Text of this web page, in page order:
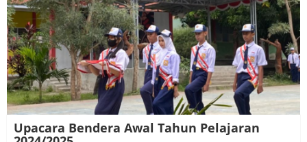
Upacara Bendera Awal Tahun Pelajaran